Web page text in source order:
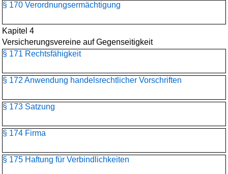
§ 170 Verordnungsermächtigung
Kapitel 4
Versicherungsvereine auf Gegenseitigkeit
§ 171 Rechtsfähigkeit
§ 172 Anwendung handelsrechtlicher Vorschriften
§ 173 Satzung
§ 174 Firma
§ 175 Haftung für Verbindlichkeiten